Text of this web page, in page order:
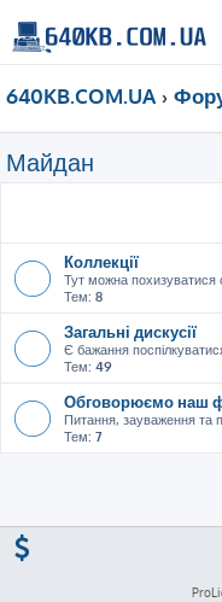
640KB.COM.UA
Майдан
Коллекції
Тут можна похизуватися
Тем: 8
Загальні дискусії
Є бажання
Тем: 49
Обговорюємо наш
Питання, зауваження
Тем: 7